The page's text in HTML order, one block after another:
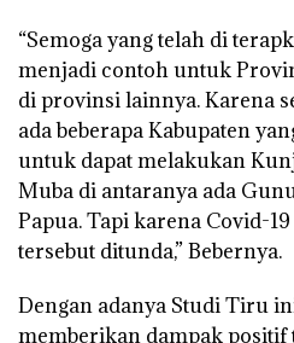
“Semoga yang telah di
menjadi contoh untuk
di provinsi lainnya. Karena
ada beberapa Kabupaten
untuk dapat melakukan
Muba di antaranya ada
Papua. Tapi karena Covid-
tersebut ditunda,” Bebernya.
Dengan adanya Studi Tiru
memberikan dampak positif